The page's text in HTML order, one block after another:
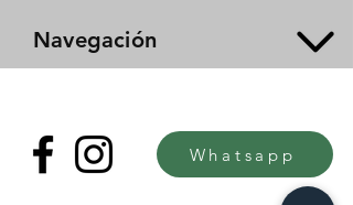
Navegación
Whatsapp